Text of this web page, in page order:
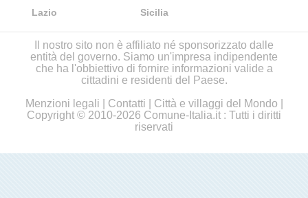
Lazio
Sicilia
Il nostro sito non è affiliato né sponsorizzato dalle
entità del governo. Siamo un'impresa indipendente
che ha l'obbiettivo di fornire informazioni valide a
cittadini e residenti del Paese.
Menzioni legali
Contatti Città e villaggi del Mondo
Copyright © 2010-2026 Comune-Italia.it : Tutti i diritti
riservati